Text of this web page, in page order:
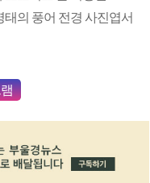
의 풍어 전경 사진엽서